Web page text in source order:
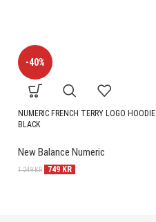
-40%
NUMERIC FRENCH TERRY LOGO
BLACK
New Balance Numeric
1 249KR 749 KR